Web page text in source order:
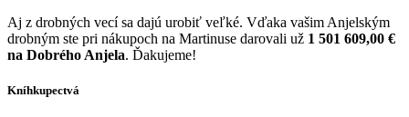
Aj z drobných vecí sa dajú urobiť veľké. Vďaka vašim Anjelským
drobným ste pri nákupoch na Martinuse darovali už 1 501 609,00 €
na Dobrého Anjela. Ďakujeme!
Kníhkupectvá